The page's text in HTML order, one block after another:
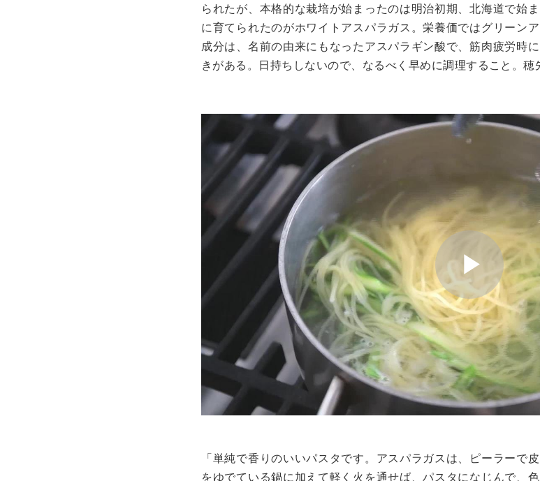
られたが、本格的な栽培が始まったのは明治初期、北海道で始
に育てられたのがホワイトアスパラガス。栄養価ではグリーン
成分は、名前の由来にもなったアスパラギン酸で、筋肉疲労時
きがある。日持ちしないので、なるべく早めに調理すること。穂
Play
「単純で香りのいいパスタです。アスパラガスは、ピーラーで
をゆでている鍋に加えて軽く火を通せば、パスタになじんで、